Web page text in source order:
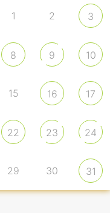
1 2 3
8 9 10
15 16 17
22 23 24
29 30 31